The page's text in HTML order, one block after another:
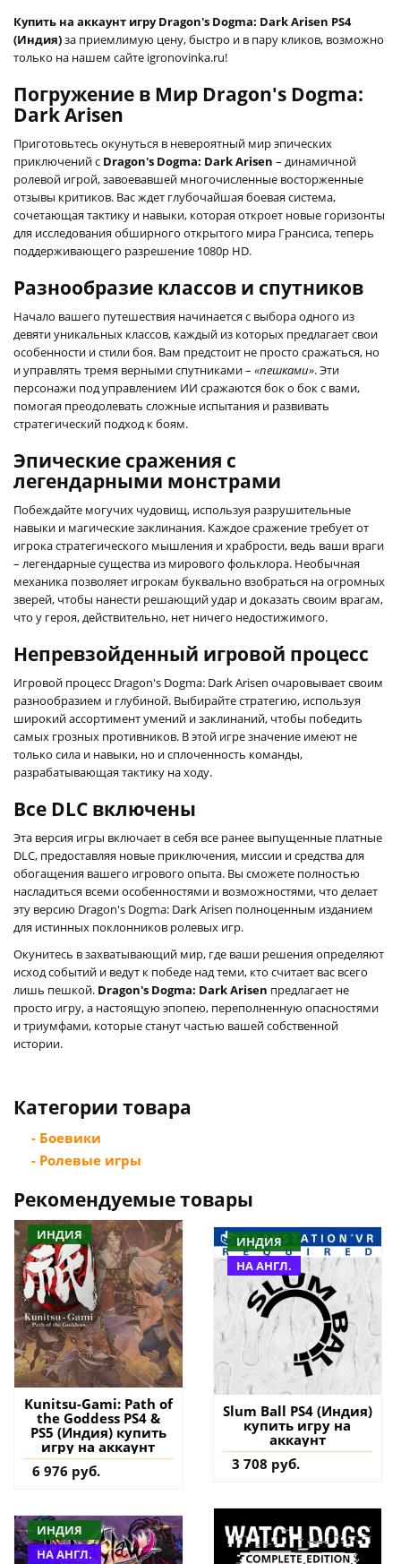
Купить на аккаунт игру Dragon's Dogma: Dark Arisen PS4
(Индия)за приемлимую цену, быстро и в пару кликов, возможно
только на нашем сайте igronovinka.ru!
Погружение в Мир Dragon's Dogma:
Dark Arisen
Приготовьтесь окунуться в невероятный мир эпических
приключений с Dragon's Dogma: Dark Arisen – динамичной
ролевой игрой, завоевавшей многочисленные восторженные
отзывы критиков. Вас ждет глубочайшая боевая система,
сочетающая тактику и навыки, которая откроет новые горизонты
для исследования обширного открытого мира Грансиса, теперь
поддерживающего разрешение 1080p HD.
Разнообразие классов и спутников
Начало вашего путешествия начинается с выбора одного из
девяти уникальных классов, каждый из которых предлагает свои
особенности и стили боя. Вам предстоит не просто сражаться, но
и управлять тремя верными спутниками – «пешками». Эти
персонажи под управлением ИИ сражаются бок о бок с вами,
помогая преодолевать сложные испытания и развивать
стратегический подход к боям.
Эпические сражения с
легендарными монстрами
Побеждайте могучих чудовищ, используя разрушительные
навыки и магические заклинания. Каждое сражение требует от
игрока стратегического мышления и храбрости, ведь ваши враги
– легендарные существа из мирового фольклора. Необычная
механика позволяет игрокам буквально взобраться на огромных
зверей, чтобы нанести решающий удар и доказать своим врагам,
что у героя, действительно, нет ничего недостижимого.
Непревзойденный игровой процесс
Игровой процесс Dragon's Dogma: Dark Arisen очаровывает своим
разнообразием и глубиной. Выбирайте стратегию, используя
широкий ассортимент умений и заклинаний, чтобы победить
самых грозных противников. В этой игре значение имеют не
только сила и навыки, но и сплоченность команды,
разрабатывающая тактику на ходу.
Все DLC включены
Эта версия игры включает в себя все ранее выпущенные платные
DLC, предоставляя новые приключения, миссии и средства для
обогащения вашего игрового опыта. Вы сможете полностью
насладиться всеми особенностями и возможностями, что делает
эту версию Dragon's Dogma: Dark Arisen полноценным изданием
для истинных поклонников ролевых игр.
Окунитесь в захватывающий мир, где ваши решения определяют
исход событий и ведут к победе над теми, кто считает вас всего
лишь пешкой. Dragon's Dogma: Dark Arisen предлагает не
просто игру, а настоящую эпопею, переполненную опасностями
и триумфами, которые станут частью вашей собственной
истории.
Категории товара
- Боевики
- Ролевые игры
Рекомендуемые товары
ИНДИЯ
Kunitsu-Gami: Path of
the Goddess PS4 &
PS5 (Индия) купить
игру на аккаунт
6 976 руб.
ИНДИЯ
НА АНГЛ.
Slum Ball PS4 (Индия)
купить игру на
аккаунт
3 708 руб.
ИНДИЯ
НА АНГЛ.